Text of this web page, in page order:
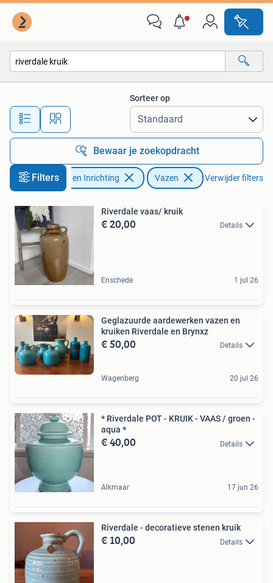
Alle afstanden…
Sorteer op
Bewaar je zoekopdracht
FiltersHuis en Inrichting Vazen Verwijder filters
Riverdale vaas/ kruik
€ 20,00 Details
Enschede 1 jul 26
Geglazuurde aardewerken vazen en
kruiken Riverdale en Brynxz
€ 50,00 Details
Wagenberg 20 jul 26
* Riverdale POT - KRUIK - VAAS / groen -
aqua *
€ 40,00 Details
Alkmaar 17 jun 26
Riverdale - decoratieve stenen kruik
€ 10,00 Details